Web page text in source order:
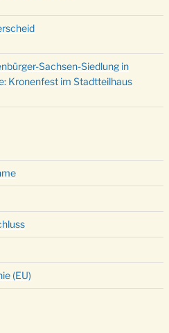
Sachsen-Siedlung in
Kronenfest im Stadtteilhaus
(EU)